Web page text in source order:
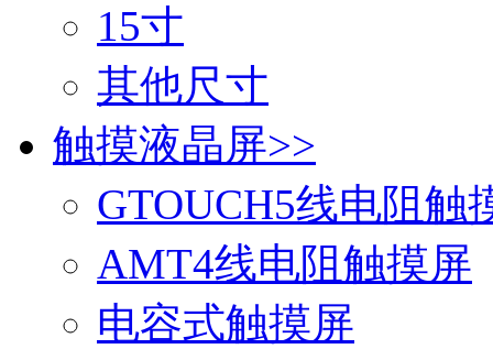
15寸
其他尺寸
触摸液晶屏>>
GTOUCH5线电阻触
AMT4线电阻触摸屏
电容式触摸屏